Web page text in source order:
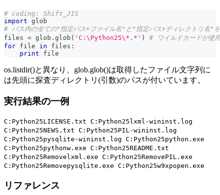
# coding: Shift_JIS
import glob
# パス内の全ての"指定パス+ファイル名"と"指定パス+ディレクトリ名"
files = glob . glob ( 'C:\Python25\*.*' )
# ワイルドカードが使
for file in files :
print
file
os.listdir()と異なり、glob.glob()は取得したファイル文字列に
は先頭に探査ディレクトリ(引数)のパスが付いています。
実行結果の一例
C:Python25LICENSE.txt C:Python25lxml-wininst.log
C:Python25NEWS.txt C:Python25PIL-wininst.log
C:Python25pysqlite-wininst.log C:Python25python.exe
C:Python25pythonw.exe C:Python25README.txt
C:Python25Removelxml.exe C:Python25RemovePIL.exe
C:Python25Removepysqlite.exe C:Python25w9xpopen.exe
リファレンス